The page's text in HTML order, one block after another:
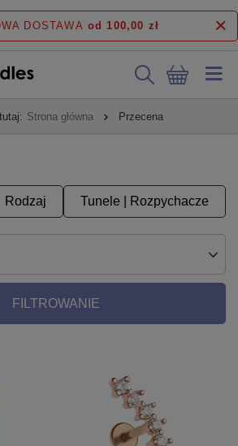
DOSTAWA od 100,00 zł
Strona główna Przecena
Rodzaj Tunele | Rozpychacze
FILTROWANIE